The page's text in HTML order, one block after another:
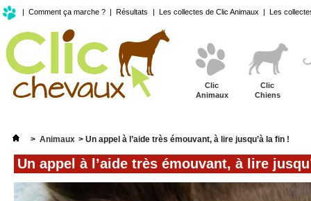
| Comment ça marche ? | Résultats | Les collectes de Clic Animaux | Les
Clic
Animaux
Clic
Chiens
> Animaux > Un appel à l’aide très émouvant, à lire jusqu’à la fin !
Un appel à l’aide très émouvant, à lire